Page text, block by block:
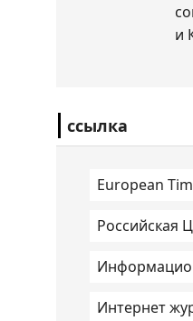
и
ссылка
European
Российская
Интернет